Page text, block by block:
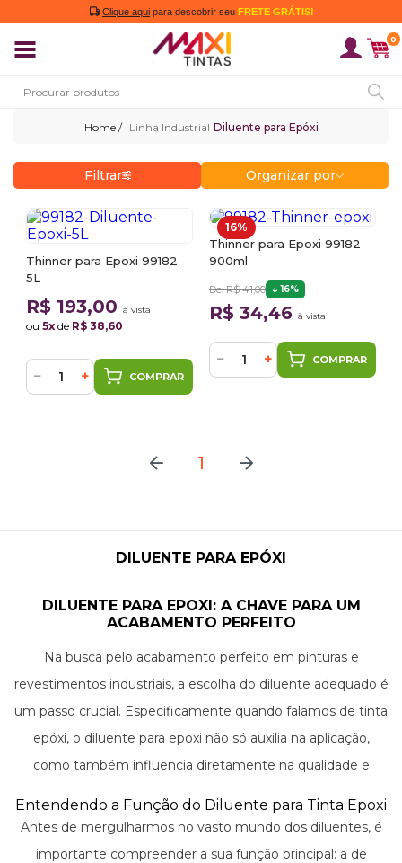
Clique aqui para descobrir seu FRETE GRÁTIS!
0
Linha Industrial Diluente para Epóxi
Organizar por
Filtrar
Thinner para Epoxi 99182
5L
R$ 193,00 à vista
ou 5x de R$ 38,60
− + COMPRAR
16%
Thinner para Epoxi 99182
900ml
De: R$ 41,00 16%
R$ 34,46 à vista
− + COMPRAR
1
DILUENTE PARA EPÓXI
DILUENTE PARA EPOXI: A CHAVE PARA UM
ACABAMENTO PERFEITO
Na busca pelo acabamento perfeito em pinturas e
revestimentos industriais, a escolha do diluente adequado é
um passo crucial. Especificamente quando falamos de tinta
epóxi, o diluente para epoxi não só auxilia na aplicação,
como também influencia diretamente na qualidade e
viscosidade da tinta, o uso de um diluente específico está
longe de ser uma mera trivialidade, mas sim um elemento
Entendendo a Função do Diluente para Tinta Epoxi
Antes de mergulharmos no vasto mundo dos diluentes, é
importante compreender a sua função principal: a de